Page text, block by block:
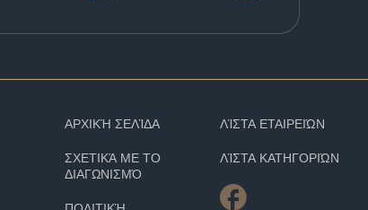
ΑΡΧΙΚΉ ΣΕΛΊΔΑ
ΣΧΕΤΙΚΆ ΜΕ ΤΟ
ΔΙΑΓΩΝΙΣΜΌ
ΛΊΣΤΑ ΕΤΑΙΡΕΙΏΝ
ΛΊΣΤΑ ΚΑΤΗΓΟΡΙΏΝ